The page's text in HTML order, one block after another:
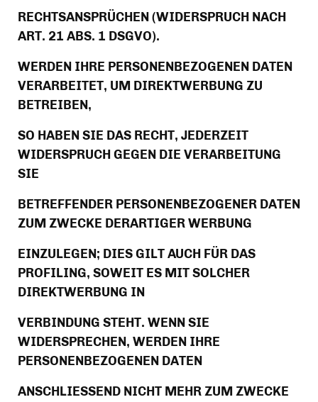
RECHTSANSPRÜCHEN (WIDERSPRUCH NACH
ART. 21 ABS. 1 DSGVO).
WERDEN IHRE PERSONENBEZOGENEN DATEN
VERARBEITET, UM DIREKTWERBUNG ZU
BETREIBEN,
SO HABEN SIE DAS RECHT, JEDERZEIT
WIDERSPRUCH GEGEN DIE VERARBEITUNG
SIE
BETREFFENDER PERSONENBEZOGENER DATEN
ZUM ZWECKE DERARTIGER WERBUNG
EINZULEGEN; DIES GILT AUCH FÜR DAS
PROFILING, SOWEIT ES MIT SOLCHER
DIREKTWERBUNG IN
VERBINDUNG STEHT. WENN SIE
WIDERSPRECHEN, WERDEN IHRE
PERSONENBEZOGENEN DATEN
ANSCHLIESSEND NICHT MEHR ZUM ZWECKE